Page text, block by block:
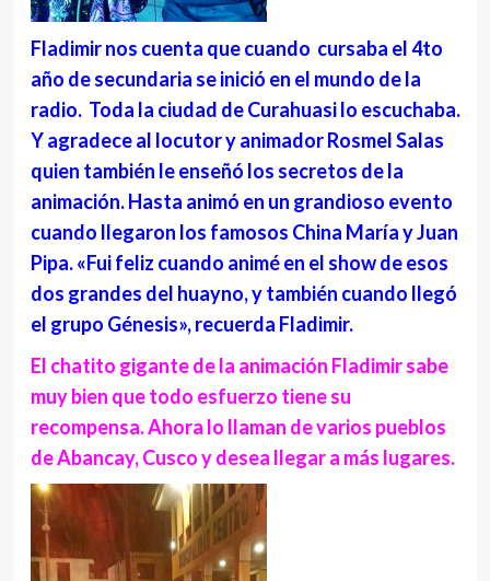
Fladimir nos cuenta que cuando cursaba el 4to
año de secundaria se inició en el mundo de la
radio. Toda la ciudad de Curahuasi lo escuchaba.
Y agradece al locutor y animador Rosmel Salas
quien también le enseñó los secretos de la
animación. Hasta animó en un grandioso evento
cuando llegaron los famosos China María y Juan
Pipa. «Fui feliz cuando animé en el show de esos
dos grandes del huayno, y también cuando llegó
el grupo Génesis», recuerda Fladimir.
El chatito gigante de la animación Fladimir sabe
muy bien que todo esfuerzo tiene su
recompensa. Ahora lo llaman de varios pueblos
de Abancay, Cusco y desea llegar a más lugares.